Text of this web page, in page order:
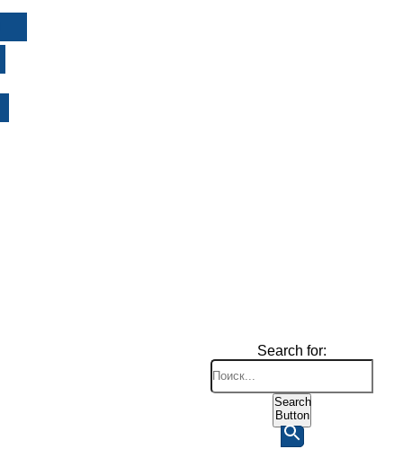
Search for:
Search
Button